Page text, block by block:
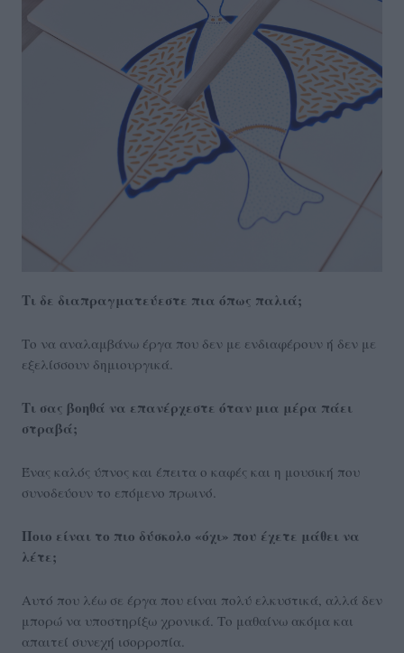
Τι δε διαπραγματεύεστε πια όπως παλιά;
Το να αναλαμβάνω έργα που δεν με ενδιαφέρουν ή δεν με
εξελίσσουν δημιουργικά.
Τι σας βοηθά να επανέρχεστε όταν μια μέρα πάει
στραβά;
Ένας καλός ύπνος και έπειτα ο καφές και η μουσική που
συνοδεύουν το επόμενο πρωινό.
Ποιο είναι το πιο δύσκολο «όχι» που έχετε μάθει να
λέτε;
Αυτό που λέω σε έργα που είναι πολύ ελκυστικά, αλλά δεν
μπορώ να υποστηρίξω χρονικά. Το μαθαίνω ακόμα και
απαιτεί συνεχή ισορροπία.